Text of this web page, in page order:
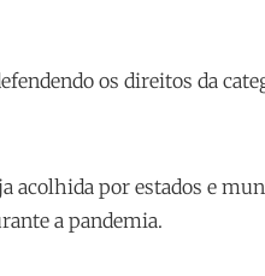
os direitos da
acolhida por estados e
a pandemia.